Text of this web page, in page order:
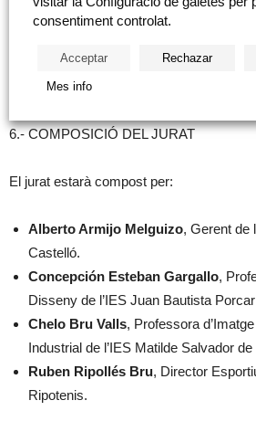
Dades de Caràcter Personal i seran
6.- COMPOSICIÓ DEL JURAT
El jurat estarà compost per:
Alberto Armijo Melguizo, Gerent de
Castelló.
Concepción Esteban Gargallo,
Disseny de l’IES Juan Bautista
Chelo Bru Valls, Professora
Industrial de l’IES Matilde Salvador
Ruben Ripollés Bru, Director
Ripotenis.
consentiment controlat.
Acceptar Rechazar
Mes info